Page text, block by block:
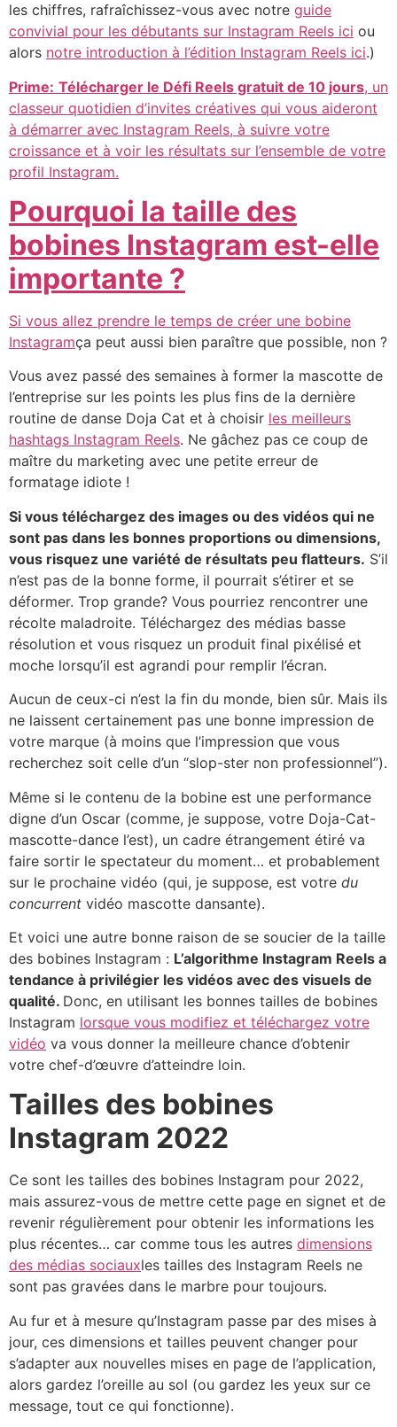
les chiffres, rafraîchissez-vous avec notre guide
convivial pour les débutants sur Instagram Reels ici ou
alors notre introduction à l’édition Instagram Reels ici.)
Prime: Télécharger le Défi Reels gratuit de 10 jours, un
classeur quotidien d’invites créatives qui vous aideront
à démarrer avec Instagram Reels, à suivre votre
croissance et à voir les résultats sur l’ensemble de votre
profil Instagram.
Pourquoi la taille des
bobines Instagram est-elle
importante ?
Si vous allez prendre le temps de créer une bobine
Instagramça peut aussi bien paraître que possible, non ?
Vous avez passé des semaines à former la mascotte de
l’entreprise sur les points les plus fins de la dernière
routine de danse Doja Cat et à choisir les meilleurs
hashtags Instagram Reels. Ne gâchez pas ce coup de
maître du marketing avec une petite erreur de
formatage idiote !
Si vous téléchargez des images ou des vidéos qui ne
sont pas dans les bonnes proportions ou dimensions,
vous risquez une variété de résultats peu flatteurs. S’il
n’est pas de la bonne forme, il pourrait s’étirer et se
déformer. Trop grande? Vous pourriez rencontrer une
récolte maladroite. Téléchargez des médias basse
résolution et vous risquez un produit final pixélisé et
moche lorsqu’il est agrandi pour remplir l’écran.
Aucun de ceux-ci n’est la fin du monde, bien sûr. Mais ils
ne laissent certainement pas une bonne impression de
votre marque (à moins que l’impression que vous
recherchez soit celle d’un “slop-ster non professionnel”).
Même si le contenu de la bobine est une performance
digne d’un Oscar (comme, je suppose, votre Doja-Cat-
mascotte-dance l’est), un cadre étrangement étiré va
faire sortir le spectateur du moment… et probablement
sur le prochaine vidéo (qui, je suppose, est votre du
concurrent vidéo mascotte dansante).
Et voici une autre bonne raison de se soucier de la taille
des bobines Instagram : L’algorithme Instagram Reels a
tendance à privilégier les vidéos avec des visuels de
qualité. Donc, en utilisant les bonnes tailles de bobines
Instagram lorsque vous modifiez et téléchargez votre
vidéo va vous donner la meilleure chance d’obtenir
votre chef-d’œuvre d’atteindre loin.
Tailles des bobines
Instagram 2022
Ce sont les tailles des bobines Instagram pour 2022,
mais assurez-vous de mettre cette page en signet et de
revenir régulièrement pour obtenir les informations les
plus récentes… car comme tous les autres dimensions
des médias sociauxles tailles des Instagram Reels ne
sont pas gravées dans le marbre pour toujours.
Au fur et à mesure qu’Instagram passe par des mises à
jour, ces dimensions et tailles peuvent changer pour
s’adapter aux nouvelles mises en page de l’application,
alors gardez l’oreille au sol (ou gardez les yeux sur ce
message, tout ce qui fonctionne).